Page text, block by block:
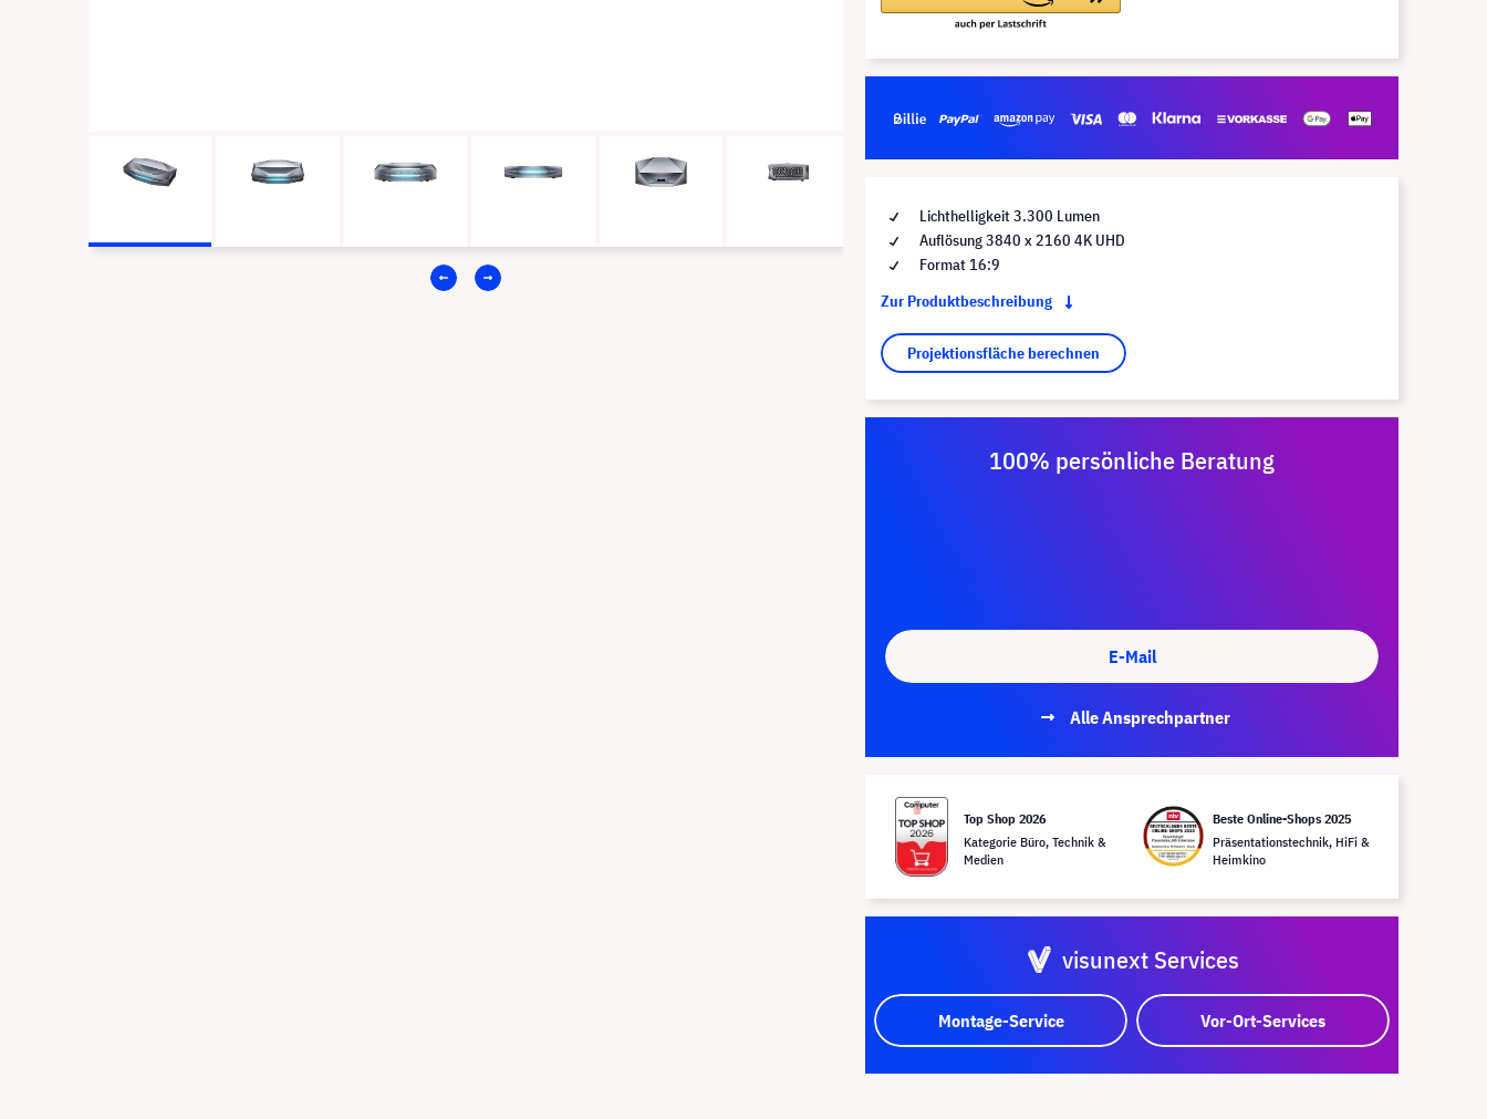
Lichthelligkeit 3.300 Lumen
Auflösung 3840 x 2160 4K UHD
Format 16:9
Zur Produktbeschreibung
Projektionsfläche berechnen
100% persönliche Beratung
E-Mail
Alle Ansprechpartner
Top Shop 2026
Kategorie Büro, Technik &
Medien
Beste Online-Shops 2025
Präsentationstechnik, HiFi &
Heimkino
visunext Services
Montage-Service Vor-Ort-Services